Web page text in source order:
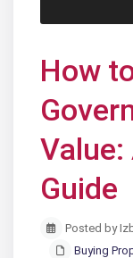
How
Value:
Guide
Posted by
Buying